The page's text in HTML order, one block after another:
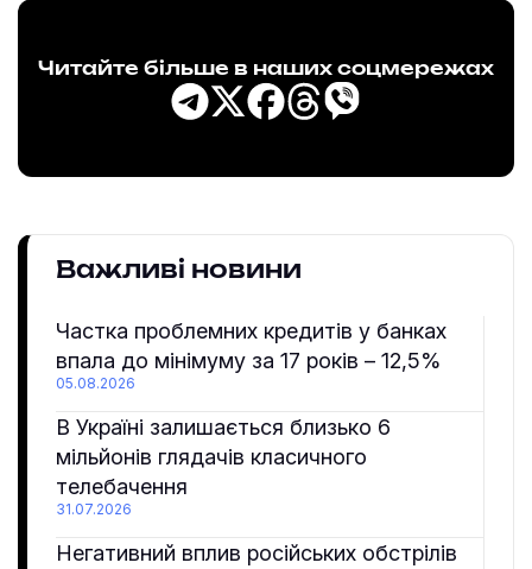
Читайте більше в наших соцмережах
Важливі новини
Частка проблемних кредитів у банках
впала до мінімуму за 17 років – 12,5%
05.08.2026
В Україні залишається близько 6
мільйонів глядачів класичного
телебачення
31.07.2026
Негативний вплив російських обстрілів